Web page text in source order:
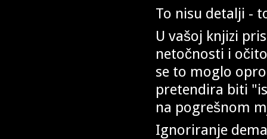
To nisu detalji -
U vašoj knjizi
netočnosti i
se to moglo
pretendira biti
na pogrešnom
Ignoriranje